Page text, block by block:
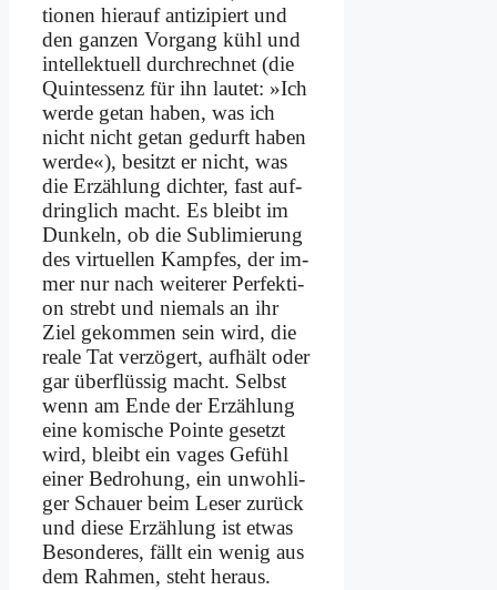
tio­nen hier­auf an­ti­zi­piert und
den gan­zen Vor­gang kühl und
in­tel­lek­tu­ell durch­rech­net (die
Quint­essenz für ihn lau­tet: »Ich
wer­de ge­tan ha­ben, was ich
nicht nicht ge­tan ge­durft ha­ben
wer­de«), be­sitzt er nicht, was
die Er­zäh­lung dich­ter, fast auf­
dring­lich macht. Es bleibt im
Dun­keln, ob die Sub­li­mie­rung
des vir­tu­el­len Kamp­fes, der im­
mer nur nach wei­te­rer Per­fek­ti­
on strebt und nie­mals an ihr
Ziel ge­kom­men sein wird, die
rea­le Tat ver­zö­gert, auf­hält oder
gar über­flüs­sig macht. Selbst
wenn am En­de der Er­zäh­lung
ei­ne ko­mi­sche Poin­te ge­setzt
wird, bleibt ein va­ges Ge­fühl
ei­ner Be­dro­hung, ein un­woh­li­
ger Schau­er beim Le­ser zu­rück
und die­se Er­zäh­lung ist et­was
Be­son­de­res, fällt ein we­nig aus
dem Rah­men, steht her­aus.